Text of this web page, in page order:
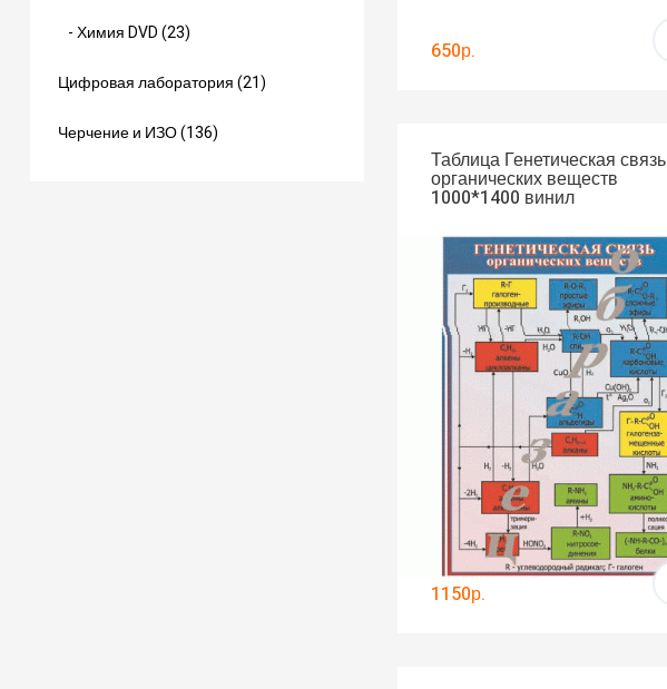
- Химия DVD (23)
Цифровая лаборатория (21)
Черчение и ИЗО (136)
650р.
Таблица Генетическая связь
органических веществ
1000*1400 винил
1150р.